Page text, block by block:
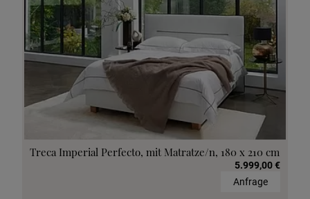
Treca Imperial Perfecto, mit Matratze/n, 180 x 210 cm
5.999,00 €
Anfrage